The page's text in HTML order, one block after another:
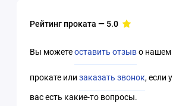
Рейтинг проката — 5.0
Вы можетеоставить отзыво нашем
прокате илизаказать звонок, если у
вас есть какие-то вопросы.